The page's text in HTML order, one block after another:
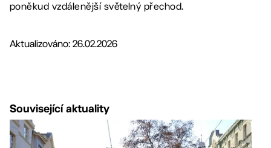
poněkud vzdálenější světelný přechod.
Aktualizováno: 26.02.2026
Související aktuality